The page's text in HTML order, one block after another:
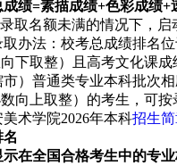
绩=素描成绩+色彩成绩+
取名额未满的情况下，启
办法：校考总成绩排名
下取整）且高考文化课
）普通类专业本科批次
向上取整）的考生，可
美术学院2026年本科招生
名
在全国合格考生中的专业